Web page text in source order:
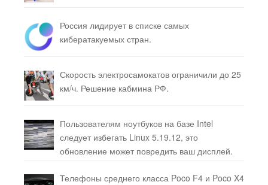
Россия лидирует в списке самых
кибератакуемых стран.
Скорость электросамокатов ограничили до 25
км/ч. Решение кабмина РФ.
Пользователям ноутбуков на базе Intel
следует избегать Linux 5.19.12, это
обновление может повредить ваш дисплей.
Телефоны среднего класса Poco F4 и Poco X4